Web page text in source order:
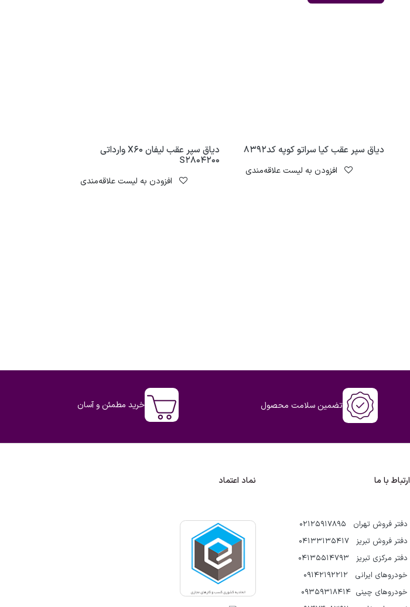
دیاق سپر عقب کیا سراتو کوپه کد8392
افزودن به لیست علاقه‌مندی
دیاق سپر عقب لیفان X60 وارداتی
S2804200
افزودن به لیست علاقه‌مندی
تضمین سلامت محصول خرید مطمئن و آسان
ارتباط با ما
دفتر فروش تهران 02125917895
دفتر فروش تبریز 04133135417
دفتر مرکزی تبریز 04135514793
خودروهای ایرانی 09142192212
خودروهای چینی 09359318414
نماد اعتماد